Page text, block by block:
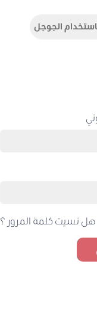
الجوجل
هل نسيت كلمة المرور ؟